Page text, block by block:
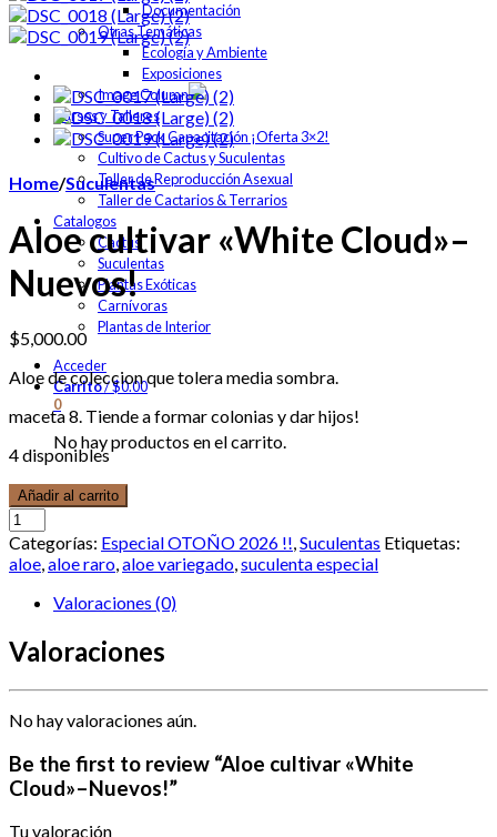
Documentación
Otras Temáticas
Ecología y Ambiente
Exposiciones
Image Column
Cursos y Talleres
Super Pack Capacitación ¡Oferta 3×2!
Cultivo de Cactus y Suculentas
Taller de Reproducción Asexual
Taller de Cactarios & Terrarios
Catalogos
Cactus
Suculentas
Plantas Exóticas
Carnívoras
Plantas de Interior
Acceder
Carrito/$0.00
0
No hay productos en el carrito.
Home/Suculentas
Aloe cultivar «White Cloud»–
Nuevos!
$5,000.00
Aloe de coleccion que tolera media sombra.
maceta 8. Tiende a formar colonias y dar hijos!
4 disponibles
Añadir al carrito
Categorías: Especial OTOÑO 2026 !!,Suculentas Etiquetas:
aloe,aloe raro,aloe variegado,suculenta especial
Valoraciones (0)
Valoraciones
No hay valoraciones aún.
Be the first to review “Aloe cultivar «White
Cloud»–Nuevos!”
Tu valoración